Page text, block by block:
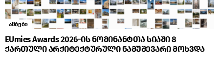
ამბები
EUmies Awards 2026-ის ნომინანტთა სიაში 8
ქართული არქიტექტურული ნამუშევარი მოხვდა